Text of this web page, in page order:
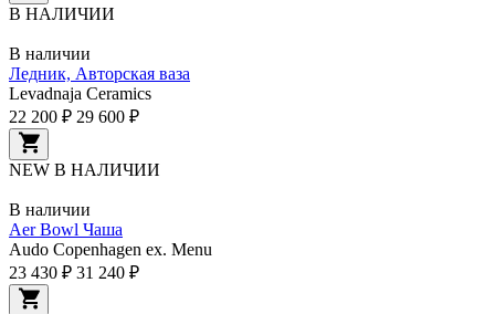
В НАЛИЧИИ
В наличии
Ледник, Авторская ваза
Levadnaja Ceramics
22 200 ₽ 29 600 ₽
NEW В НАЛИЧИИ
В наличии
Aer Bowl Чаша
Audo Copenhagen ex. Menu
23 430 ₽ 31 240 ₽